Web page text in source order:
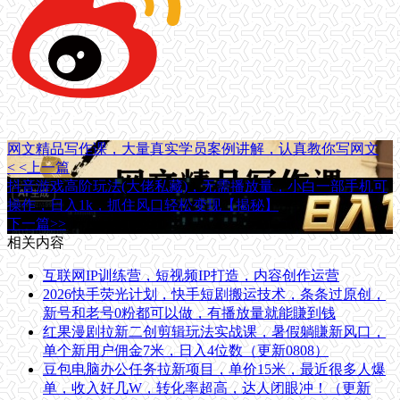
网文精品写作课，大量真实学员案例讲解，认真教你写网文
< <上一篇
抖音游戏高阶玩法(大佬私藏)，无需播放量，小白一部手机可
操作，日入1k，抓住风口轻松变现【揭秘】
下一篇>>
相关内容
互联网IP训练营，短视频IP打造，内容创作运营
2026快手荧光计划，快手短剧搬运技术，条条过原创，
新号和老号0粉都可以做，有播放量就能賺到钱
红果漫剧拉新二创剪辑玩法实战课，暑假躺賺新风口，
单个新用户佣金7米，日入4位数（更新0808）
豆包电脑办公任务拉新项目，单价15米，最近很多人爆
单，收入好几W，转化率超高，达人闭眼冲！（更新